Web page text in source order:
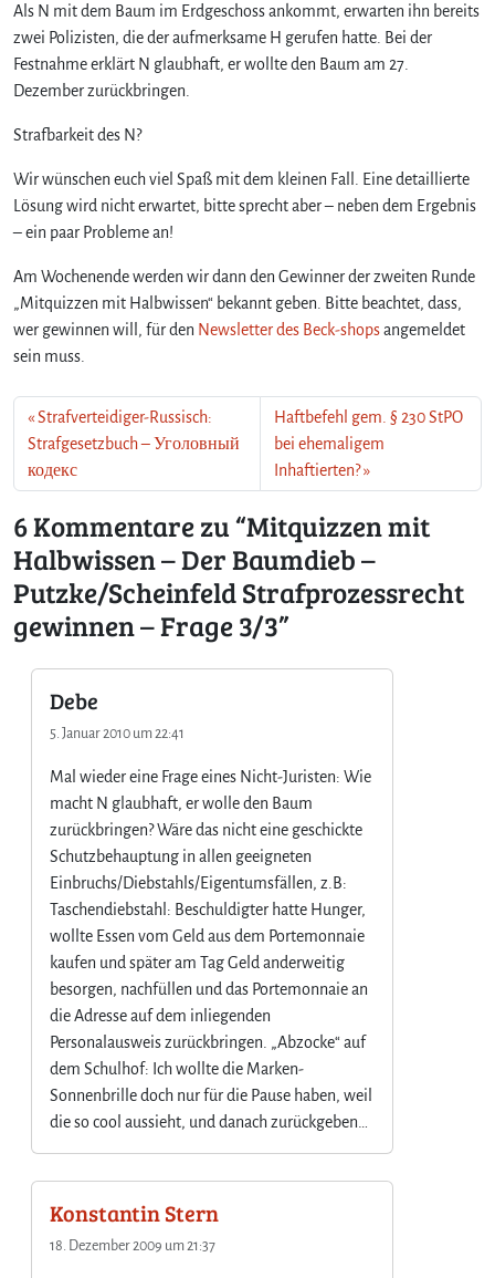
r
B
a
e
b
u
z
/
S
c
n
f
l
t
z
s
s
h
g
w
e
Als N mit dem Baum im Erdgeschoss ankommt, erwarten ihn bereits
zwei Polizisten, die der aufmerksame H gerufen hatte. Bei der
Festnahme erklärt N glaubhaft, er wollte den Baum am 27.
Dezember zurückbringen.
Strafbarkeit des N?
Wir wünschen euch viel Spaß mit dem kleinen Fall. Eine detaillierte
Lösung wird nicht erwartet, bitte sprecht aber – neben dem Ergebnis
– ein paar Probleme an!
Am Wochenende werden wir dann den Gewinner der zweiten Runde
„Mitquizzen mit Halbwissen“ bekannt geben. Bitte beachtet, dass,
wer gewinnen will, für den Newsletter des Beck-shopsangemeldet
sein muss.
Strafverteidiger-Russisch:
Strafgesetzbuch – Уголовный
кодекс
Haftbefehl gem. § 230 StPO
bei ehemaligem
Inhaftierten?
6 Kommentare zu “Mitquizzen mit
Halbwissen – Der Baumdieb –
Putzke/Scheinfeld Strafprozessrecht
gewinnen – Frage 3/3”
Debe
5. Januar 2010 um 22:41
Mal wieder eine Frage eines Nicht-Juristen: Wie
macht N glaubhaft, er wolle den Baum
zurückbringen? Wäre das nicht eine geschickte
Schutzbehauptung in allen geeigneten
Einbruchs/Diebstahls/Eigentumsfällen, z.B:
Taschendiebstahl: Beschuldigter hatte Hunger,
wollte Essen vom Geld aus dem Portemonnaie
kaufen und später am Tag Geld anderweitig
besorgen, nachfüllen und das Portemonnaie an
die Adresse auf dem inliegenden
Personalausweis zurückbringen. „Abzocke“ auf
dem Schulhof: Ich wollte die Marken-
Sonnenbrille doch nur für die Pause haben, weil
die so cool aussieht, und danach zurückgeben…
Konstantin Stern
18. Dezember 2009 um 21:37